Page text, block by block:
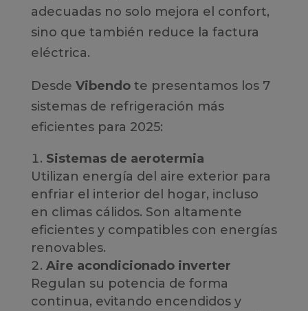
adecuadas no solo mejora el confort,
sino que también reduce la factura
eléctrica.
Desde Vibendo te presentamos los 7
sistemas de refrigeración más
eficientes para 2025:
Sistemas de aerotermia
Utilizan energía del aire exterior para
enfriar el interior del hogar, incluso
en climas cálidos. Son altamente
eficientes y compatibles con energías
renovables.
Aire acondicionado inverter
Regulan su potencia de forma
continua, evitando encendidos y